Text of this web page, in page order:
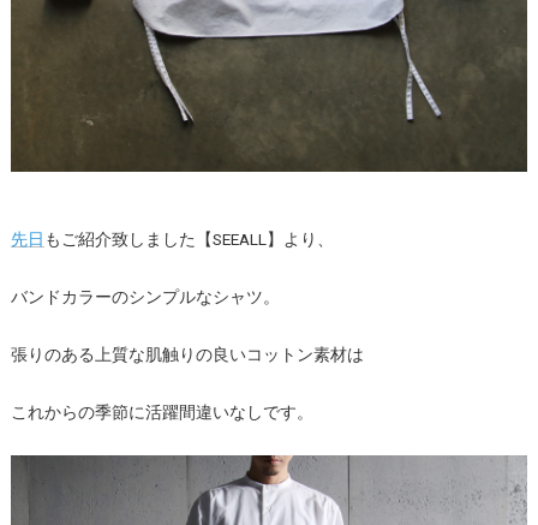
先日 もご紹介致しました【SEEALL】より、
バンドカラーのシンプルなシャツ。
張りのある上質な肌触りの良いコットン素材は
これからの季節に活躍間違いなしです。